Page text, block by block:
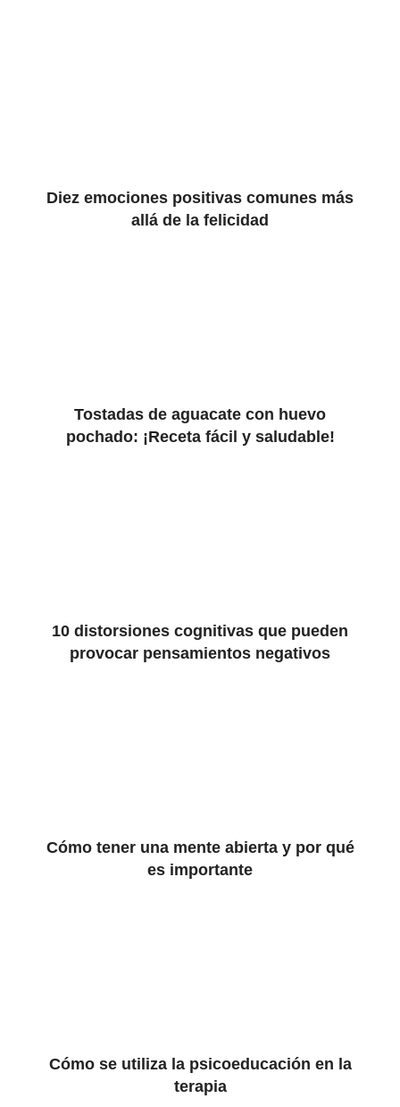
Diez emociones positivas comunes más
allá de la felicidad
Tostadas de aguacate con huevo
pochado: ¡Receta fácil y saludable!
10 distorsiones cognitivas que pueden
provocar pensamientos negativos
Cómo tener una mente abierta y por qué
es importante
Cómo se utiliza la psicoeducación en la
terapia